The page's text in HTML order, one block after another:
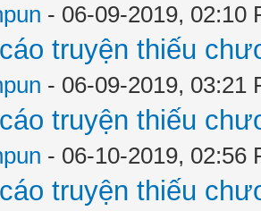
- 06-09-2019, 02:10
truyện thiếu
- 06-09-2019, 03:21
truyện thiếu
- 06-10-2019, 02:56
truyện thiếu